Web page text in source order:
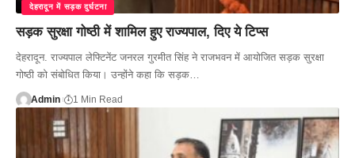
देहरादून में सड़क दुर्घटना
सड़क सुरक्षा गोष्ठी में शामिल हुए राज्यपाल, दिए ये टिप्स
देहरादून. राज्यपाल लेफ्टिनेंट जनरल गुरमीत सिंह ने राजभवन में आयोजित सड़क सुरक्षा
गोष्ठी को संबोधित किया। उन्होंने कहा कि सड़क…
Admin 1 Min Read